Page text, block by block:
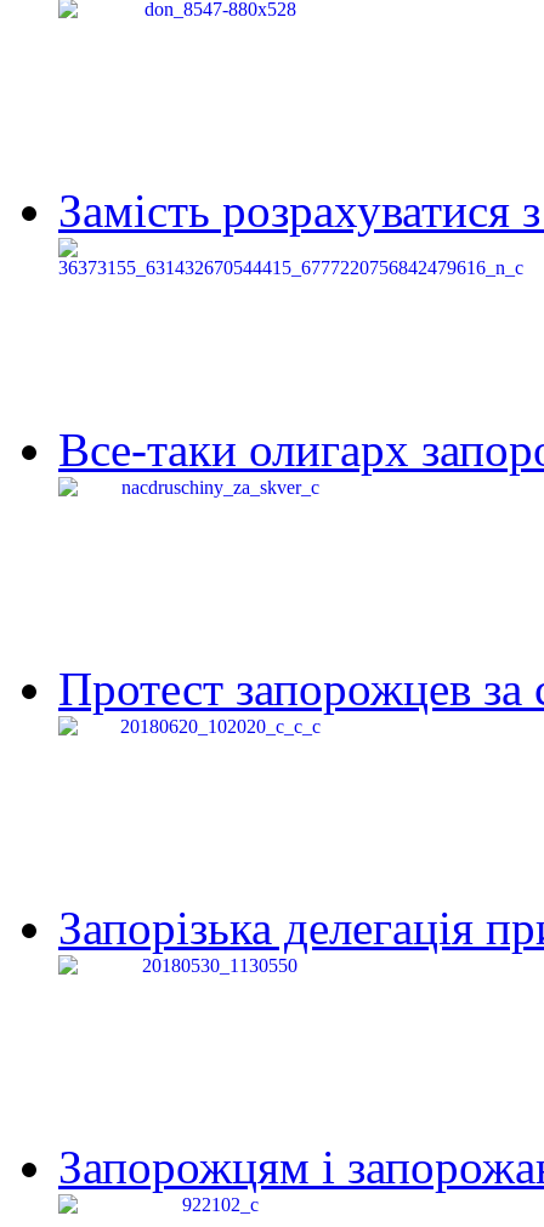
Замість
Все-таки олигарх
Протест запорожцев за
Запорізька делегація
Запорожцям і